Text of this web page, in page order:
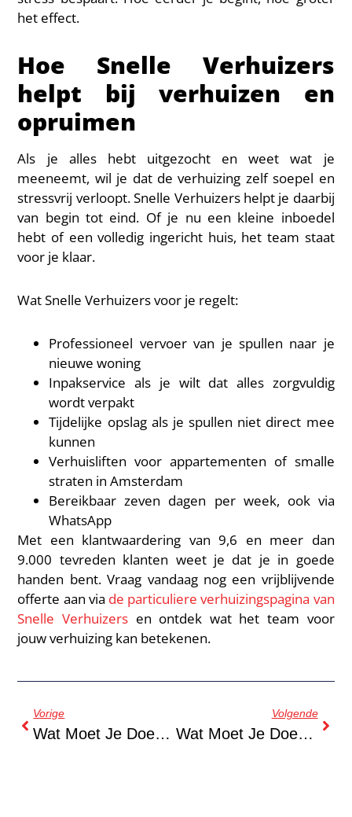
het effect.
Hoe Snelle Verhuizers
helpt bij verhuizen en
opruimen
Als je alles hebt uitgezocht en weet wat je
meeneemt, wil je dat de verhuizing zelf soepel en
stressvrij verloopt. Snelle Verhuizers helpt je daarbij
van begin tot eind. Of je nu een kleine inboedel
hebt of een volledig ingericht huis, het team staat
voor je klaar.
Wat Snelle Verhuizers voor je regelt:
Professioneel vervoer van je spullen naar je
nieuwe woning
Inpakservice als je wilt dat alles zorgvuldig
wordt verpakt
Tijdelijke opslag als je spullen niet direct mee
kunnen
Verhuisliften voor appartementen of smalle
straten in Amsterdam
Bereikbaar zeven dagen per week, ook via
WhatsApp
Met een klantwaardering van 9,6 en meer dan
9.000 tevreden klanten weet je dat je in goede
handen bent. Vraag vandaag nog een vrijblijvende
offerte aan via de particuliere verhuizingspagina van
Snelle Verhuizers en ontdek wat het team voor
jouw verhuizing kan betekenen.
Vorige
Wat Moet Je Doen Met Je Inboedelverzekering Als Je Gaat Verhuizen?
Volgende
Wat Moet Je Doen Als Je Verhuisdatum Uitgesteld Wordt?